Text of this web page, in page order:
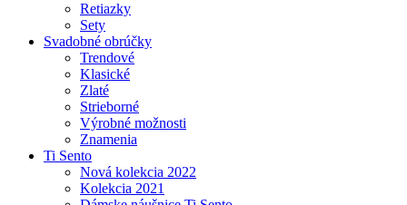
Retiazky
Sety
Svadobné obrúčky
Trendové
Klasické
Zlaté
Strieborné
Výrobné možnosti
Znamenia
Ti Sento
Nová kolekcia 2022
Kolekcia 2021